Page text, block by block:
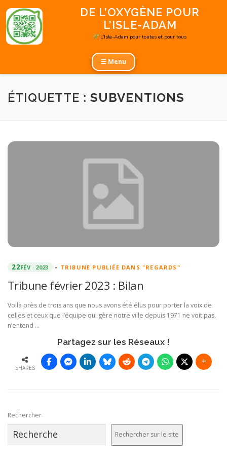
au
contenu
DE L’OXYGÈNE POUR
L’ISLE-ADAM
L’Isle-Adam pour toutes et pour tous
☰ Menu
ÉTIQUETTE : SUBVENTIONS
22FÉV 2023 • TRIBUNE PUBLIÉE DANS "REGARDS"
Tribune février 2023 : Bilan
Voilà près de trois ans que nous avons été élus pour porter la voix de
celles et ceux que l’équipe qui gère notre ville depuis 1971 ne voit pas,
n’entend …
Partagez sur les Réseaux !
SHARES
Rechercher
Rechercher sur le site